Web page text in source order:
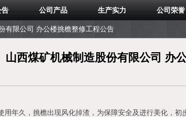
告 公司产品 生产实力 公司荣誉
有限公司 办公楼挑檐整修工程公告
山西煤矿机械制造股份有限公司 办
年久，挑檐出现风化掉渣，为保障安全及进行美化，初